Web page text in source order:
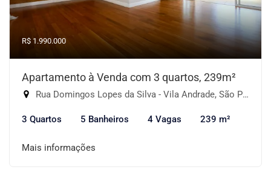
R$ 1.990.000
Apartamento à Venda com 3 quartos, 239m²
Rua Domingos Lopes da Silva - Vila Andrade, São Paulo-SP
3 Quartos 5 Banheiros 4 Vagas 239 m²
Mais informações